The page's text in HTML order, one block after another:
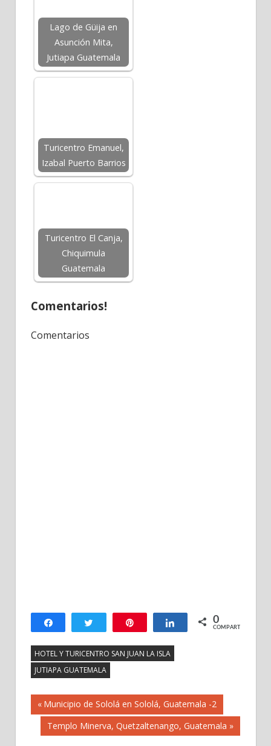
Lago de Güija en
Asunción Mita,
Jutiapa Guatemala
Turicentro Emanuel,
Izabal Puerto Barrios
Turicentro El Canja,
Chiquimula
Guatemala
Comentarios!
Comentarios
Compartir Twittear Compartir
0
COMPARTIR
HOTEL Y TURICENTRO SAN JUAN LA ISLA
JUTIAPA GUATEMALA
Navegación
de
Previous
Post:
Municipio de Sololá en Sololá, Guatemala -2
Next
Post:
Templo Minerva, Quetzaltenango, Guatemala